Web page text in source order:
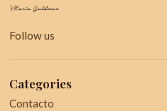
Follow us
Categories
Contacto